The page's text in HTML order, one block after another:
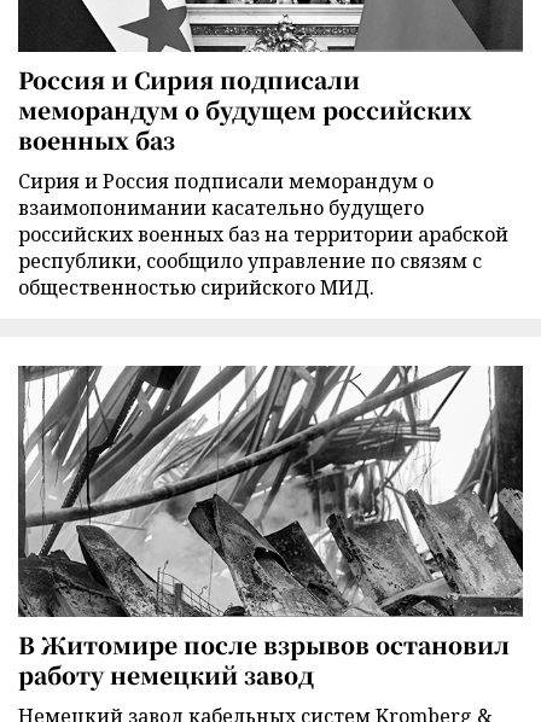
Россия и Сирия подписали
меморандум о будущем российских
военных баз
Сирия и Россия подписали меморандум о
взаимопонимании касательно будущего
российских военных баз на территории арабской
республики, сообщило управление по связям с
общественностью сирийского МИД.
В Житомире после взрывов остановил
работу немецкий завод
Немецкий завод кабельных систем Kromberg &